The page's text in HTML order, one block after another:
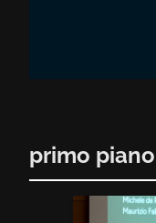
primo piano